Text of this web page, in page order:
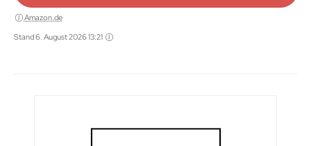
Amazon.de
Stand 6. August 2026 13:21